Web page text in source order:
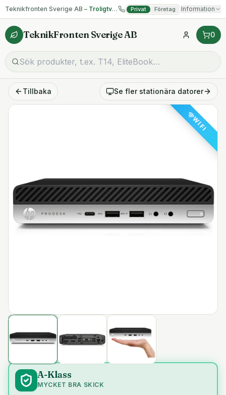
Teknikfronten Sverige AB – Troligtvis billigast på begagnad IT! Privat Företag Information
TeknikFronten Sverige AB 0
Tillbaka Se fler stationära datorer
WIFI
A-Klass
MYCKET BRA SKICK